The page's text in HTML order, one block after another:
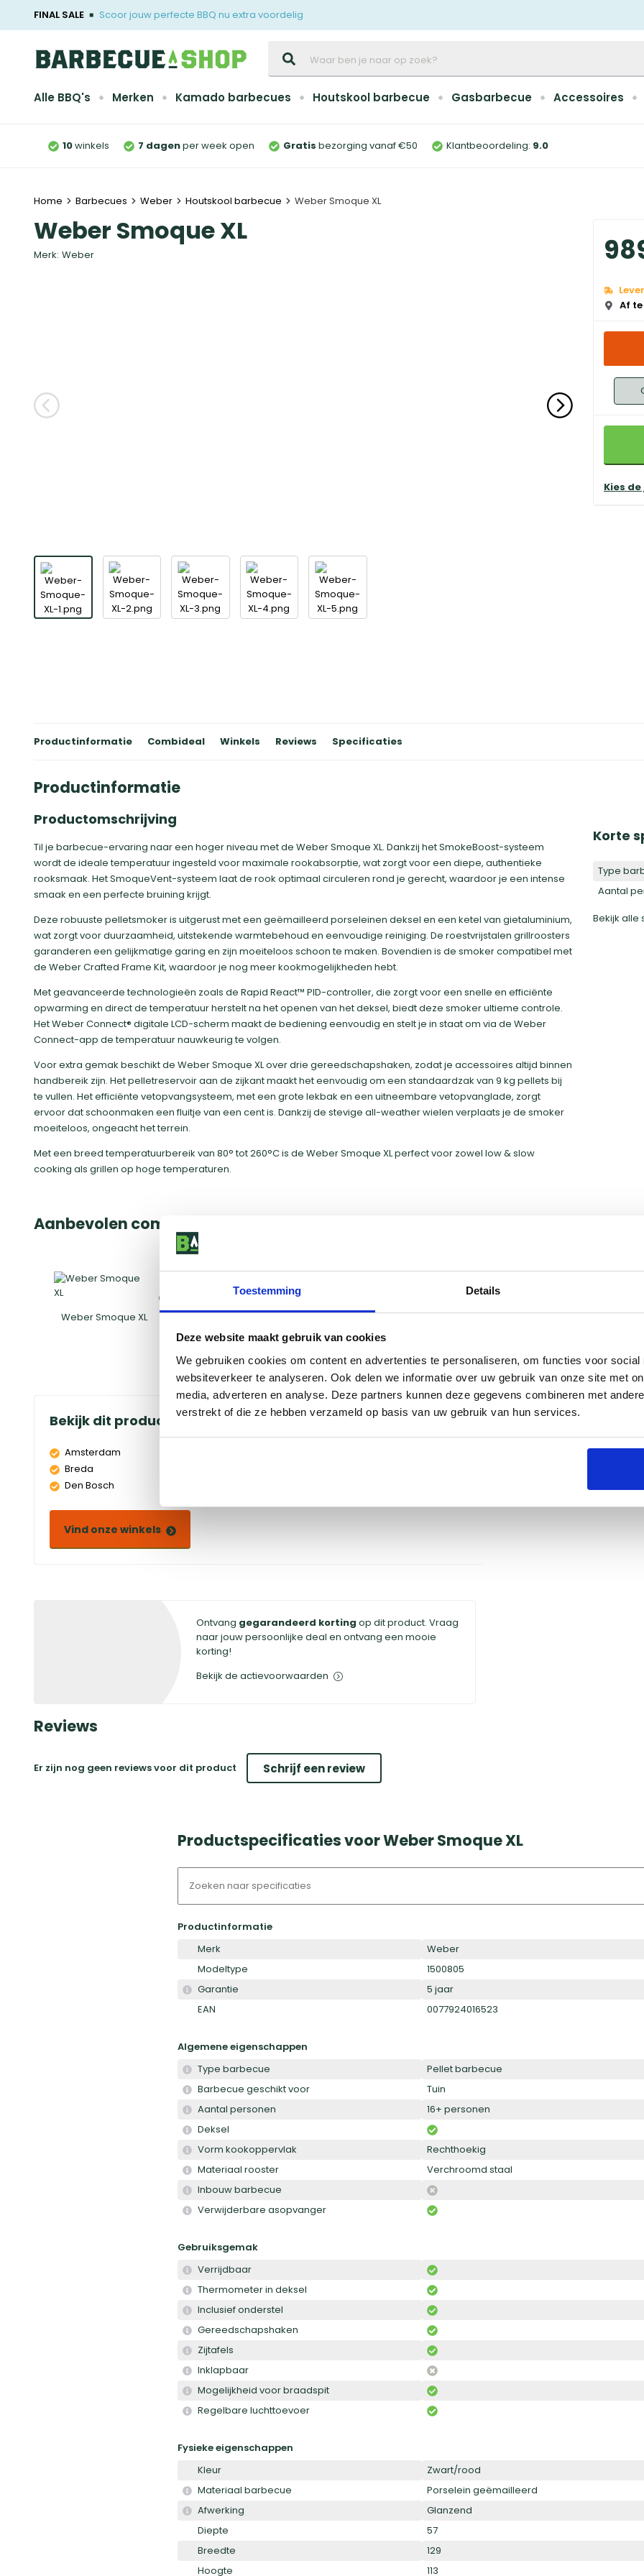
Toestemming Details
Deze website maakt gebruik van cookies
We gebruiken cookies om content en advertenties te personaliseren, om functies voor social
websiteverkeer te analyseren. Ook delen we informatie over uw gebruik van onze site met
media, adverteren en analyse. Deze partners kunnen deze gegevens combineren met
verstrekt of die ze hebben verzameld op basis van uw gebruik van hun services.
FINAL SALE Scoor jouw perfecte BBQ nu extra voordelig
Alle BBQ's Merken Kamado barbecues Houtskool barbecue Gasbarbecue Accessoires
10winkels 7 dagenper week open Gratis bezorging vanaf €50 Klantbeoordeling: 9.0
Home Barbecues Weber Houtskool barbecue Weber Smoque XL
Weber Smoque XL
Merk: Weber
Af
Kies
Productinformatie Combideal Winkels Reviews Specificaties
Productinformatie
Productomschrijving
Til je barbecue-ervaring naar een hoger niveau met de Weber Smoque XL. Dankzij het SmokeBoost-systeem
wordt de ideale temperatuur ingesteld voor maximale rookabsorptie, wat zorgt voor een diepe, authentieke
rooksmaak. Het SmoqueVent-systeem laat de rook optimaal circuleren rond je gerecht, waardoor je een intense
smaak en een perfecte bruining krijgt.
Deze robuuste pelletsmoker is uitgerust met een geëmailleerd porseleinen deksel en een ketel van gietaluminium,
wat zorgt voor duurzaamheid, uitstekende warmtebehoud en eenvoudige reiniging. De roestvrijstalen grillroosters
garanderen een gelijkmatige garing en zijn moeiteloos schoon te maken. Bovendien is de smoker compatibel met
de Weber Crafted Frame Kit, waardoor je nog meer kookmogelijkheden hebt.
Met geavanceerde technologieën zoals de Rapid React™ PID-controller, die zorgt voor een snelle en efficiënte
opwarming en direct de temperatuur herstelt na het openen van het deksel, biedt deze smoker ultieme controle.
Het Weber Connect® digitale LCD-scherm maakt de bediening eenvoudig en stelt je in staat om via de Weber
Connect-app de temperatuur nauwkeurig te volgen.
Voor extra gemak beschikt de Weber Smoque XL over drie gereedschapshaken, zodat je accessoires altijd binnen
handbereik zijn. Het pelletreservoir aan de zijkant maakt het eenvoudig om een standaardzak van 9 kg pellets bij
te vullen. Het efficiënte vetopvangsysteem, met een grote lekbak en een uitneembare vetopvanglade, zorgt
ervoor dat schoonmaken een fluitje van een cent is. Dankzij de stevige all-weather wielen verplaats je de smoker
moeiteloos, ongeacht het terrein.
Met een breed temperatuurbereik van 80° tot 260°C is de Weber Smoque XL perfect voor zowel low & slow
cooking als grillen op hoge temperaturen.
Korte
Type
Aantal
Bekijk alle
Aanbevolen combideals
Weber Smoque XL
Kies alternatief
Bekijk dit product in onze winkels
Amsterdam
Breda
Den Bosch
Vind onze winkels
Ontvang gegarandeerd kortingop dit product. Vraag
naar jouw persoonlijke deal en ontvang een mooie
korting!
Bekijk de actievoorwaarden
Reviews
Er zijn nog geen reviews voor dit product Schrijf een review
Productspecificaties voor Weber Smoque XL
Productinformatie
Merk
Weber
Modeltype
1500805
Garantie
5 jaar
EAN
0077924016523
Algemene eigenschappen
Type barbecue
Pellet barbecue
Barbecue geschikt voor
Tuin
Aantal personen
16+ personen
Deksel
Vorm kookoppervlak
Rechthoekig
Materiaal rooster
Verchroomd staal
Inbouw barbecue
Verwijderbare asopvanger
Gebruiksgemak
Verrijdbaar
Thermometer in deksel
Inclusief onderstel
Gereedschapshaken
Zijtafels
Inklapbaar
Mogelijkheid voor braadspit
Regelbare luchttoevoer
Fysieke eigenschappen
Kleur
Zwart/rood
Materiaal barbecue
Porselein geëmailleerd
Afwerking
Glanzend
Diepte
57
Breedte
129
Hoogte
113